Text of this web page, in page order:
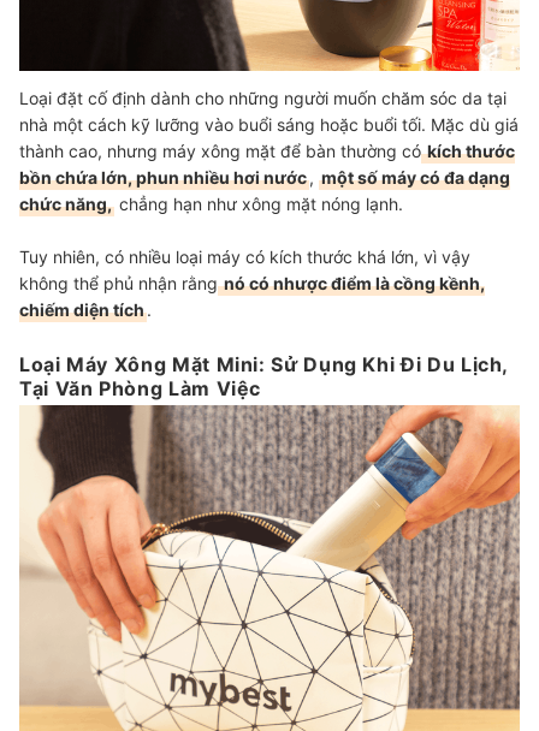
Loại đặt cố định dành cho những người muốn chăm sóc da tại
nhà một cách kỹ lưỡng vào buổi sáng hoặc buổi tối. Mặc dù giá
thành cao, nhưng máy xông mặt để bàn thường cókích thước
bồn chứa lớn, phun nhiều hơi nước, một số máy có đa dạng
chức năng, chẳng hạn như xông mặt nóng lạnh.
Tuy nhiên, có nhiều loại máy có kích thước khá lớn, vì vậy
không thể phủ nhận rằngnó có nhược điểm là cồng kềnh,
chiếm diện tích.
Loại Máy Xông Mặt Mini: Sử Dụng Khi Đi Du Lịch,
Tại Văn Phòng Làm Việc